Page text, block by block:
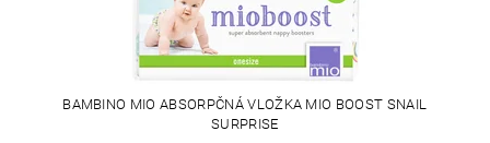
BAMBINO MIO ABSORPČNÁ VLOŽKA MIO BOOST SNAIL
SURPRISE